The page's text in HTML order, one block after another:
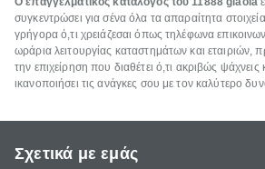
συγκεντρώσει για σένα όλα τα απαραίτητα
γρήγορα ό,τι χρειάζεσαι όπως τηλέφωνα
ωράρια λειτουργίας καταστημάτων και εταιριών,
την επιχείρηση που διαθέτει ό,τι ακριβώς
ικανοποιήσει τις ανάγκες σου με τον καλύτερο
Σχετικά με εμάς